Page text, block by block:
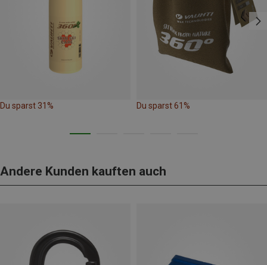
Du sparst 31% Du sparst 61%
Andere Kunden kauften auch